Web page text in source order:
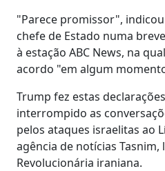
"Parece promissor",
chefe de Estado numa
à estação ABC News, na
acordo "em algum
Trump fez estas
interrompido as
pelos ataques israelitas ao
agência de notícias Tasnim,
Revolucionária iraniana.